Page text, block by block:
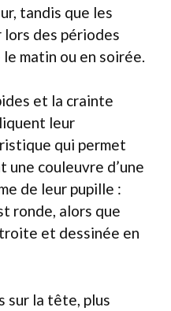
tandis que les
des périodes
matin ou en soirée.
et la crainte
leur
qui permet
couleuvre d’une
de leur pupille :
ronde, alors que
et dessinée en
sur la tête, plus